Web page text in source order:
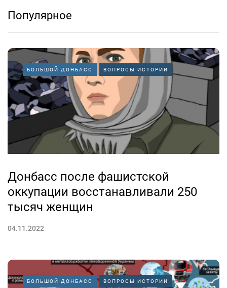
Популярное
БОЛЬШОЙ ДОНБАСС ВОПРОСЫ ИСТОРИИ
Донбасс после фашистской
оккупации восстанавливали 250
тысяч женщин
04.11.2022
БОЛЬШОЙ ДОНБАСС ВОПРОСЫ ИСТОРИИ